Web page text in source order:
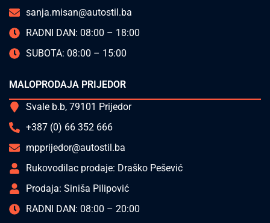
sanja.misan@autostil.ba
RADNI DAN: 08:00 – 18:00
SUBOTA: 08:00 – 15:00
MALOPRODAJA PRIJEDOR
Svale b.b, 79101 Prijedor
+387 (0) 66 352 666
mpprijedor@autostil.ba
Rukovodilac prodaje: Draško Pešević
Prodaja: Siniša Pilipović
RADNI DAN: 08:00 – 20:00